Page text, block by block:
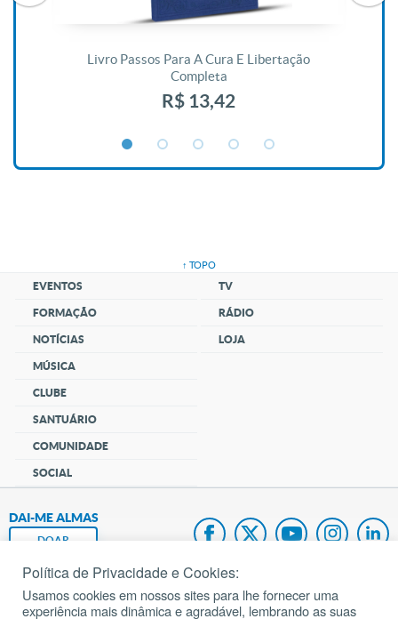
Livro Passos Para A Cura E Libertação
Completa
R$ 13,42
↑ TOPO
EVENTOS
FORMAÇÃO
NOTÍCIAS
MÚSICA
CLUBE
SANTUÁRIO
COMUNIDADE
SOCIAL
TV
RÁDIO
LOJA
DAI-ME ALMAS
DOAR
Fundação João Paulo II
Política de Privacidade e Cookies:
Usamos cookies em nossos sites para lhe fornecer uma
experiência mais dinâmica e agradável, lembrando as suas